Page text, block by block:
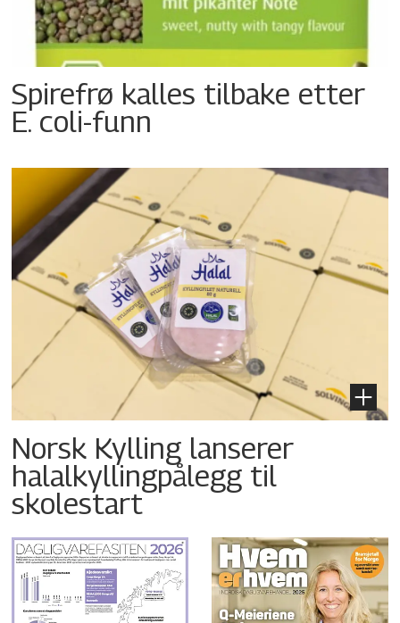
Spirefrø kalles tilbake etter
E. coli-funn
Norsk Kylling lanserer
halalkyllingpålegg til
skolestart